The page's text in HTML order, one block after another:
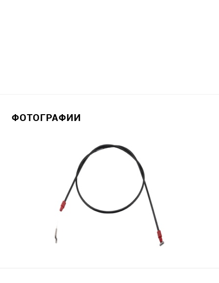
ФОТОГРАФИИ